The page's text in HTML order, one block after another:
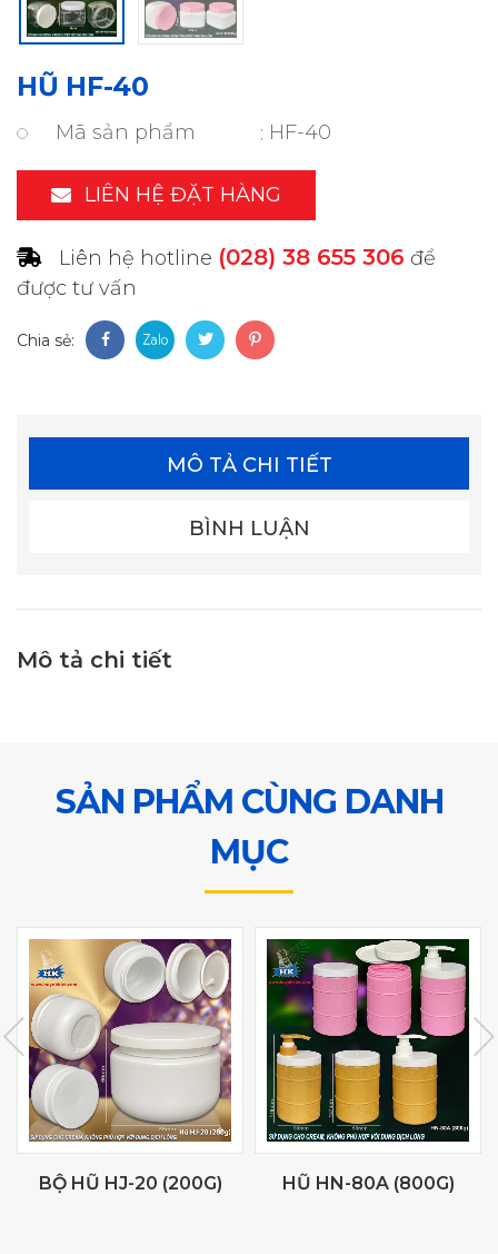
HŨ HF-40
Mã sản phẩm HF-40
LIÊN HỆ ĐẶT HÀNG
Liên hệ hotline (028) 38 655 306 để
được tư vấn
Chia sẻ:
MÔ TẢ CHI TIẾT
BÌNH LUẬN
Mô tả chi tiết
SẢN PHẨM CÙNG DANH
MỤC
BỘ HŨ HJ-20 (200G) HŨ HN-80A (800G)